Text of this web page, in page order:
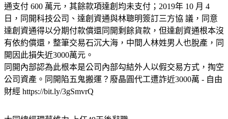
通支付 600 萬元，其餘款項達創均未支付；2019年 10 月 4
日，同開科技公司、達創資通與林聰明簽訂三方協 議，同意
達創資通得以分期付款償還同開剩餘貨款，但達創資通根本沒
有依約償還，整筆交易石沉大海，中間人林姓男人也脫產，同
開因此損失近3000萬元。
同開內部認為此根本是公司內部勾結外人以假交易方式，掏空
公司資產。同開陷五鬼搬運？廢晶圓代工遭詐近3000萬 - 自由
財經 https://bit.ly/3gSmvrQ